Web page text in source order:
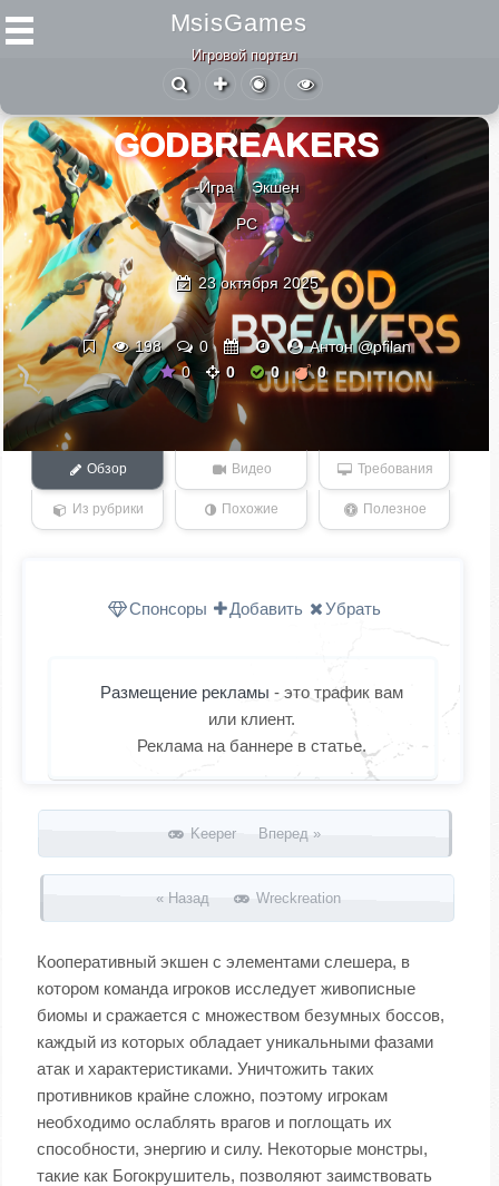
MsisGames
Игровой портал
GODBREAKERS
-Игра Экшен
PC
23 октября 2025
198 0
Антон @pfilan
0
0 0 0
Обзор Видео Требования
Из рубрики Похожие Полезное
Спонсоры Добавить Убрать
Размещение рекламы - это трафик вам
или клиент.
Реклама на баннере в статье.
Запись навигация
Keeper Вперед »
« Назад Wreckreation
Кооперативный экшен с элементами слешера, в
котором команда игроков исследует живописные
биомы и сражается с множеством безумных боссов,
каждый из которых обладает уникальными фазами
атак и характеристиками. Уничтожить таких
противников крайне сложно, поэтому игрокам
необходимо ослаблять врагов и поглощать их
способности, энергию и силу. Некоторые монстры,
такие как Богокрушитель, позволяют заимствовать